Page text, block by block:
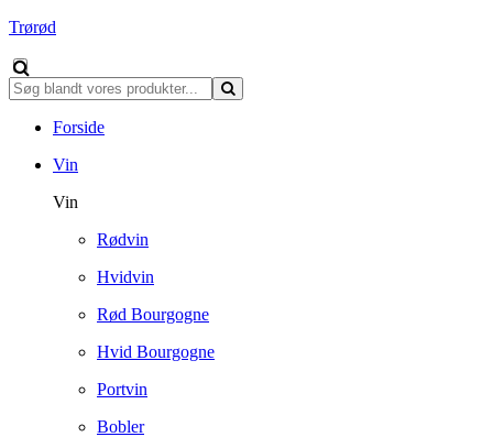
Trørød
Forside
Vin
Vin
Rødvin
Hvidvin
Rød Bourgogne
Hvid Bourgogne
Portvin
Bobler